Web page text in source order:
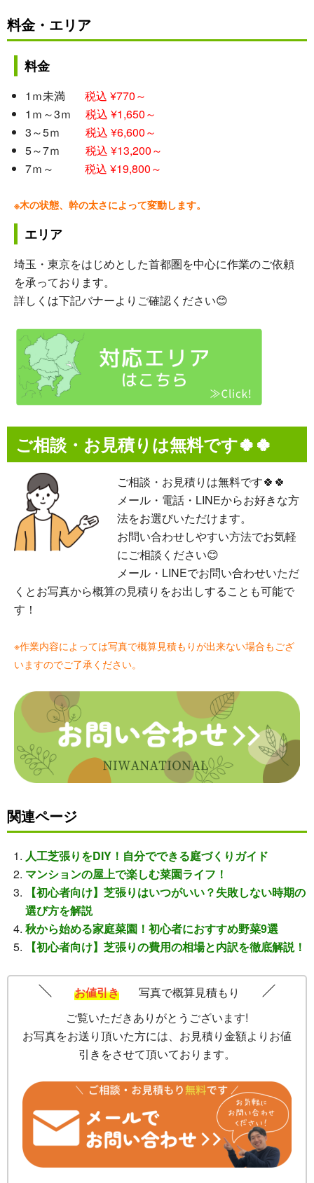
料金・エリア
料金
1ｍ未満税込 ¥770～
1ｍ～3ｍ税込 ¥1,650～
3～5ｍ税込 ¥6,600～
5～7ｍ税込 ¥13,200～
7ｍ～税込 ¥19,800～
※木の状態、幹の太さによって変動します。
エリア
埼玉・東京をはじめとした首都圏を中心に作業のご依頼
を承っております。
詳しくは下記バナーよりご確認ください😊
ご相談・お見積りは無料です🍀🍀
ご相談・お見積りは無料です🍀🍀
メール・電話・LINEからお好きな方
法をお選びいただけます。
お問い合わせしやすい方法でお気軽
にご相談ください😊
メール・LINEでお問い合わせいただ
くとお写真から概算の見積りをお出しすることも可能で
す！
※作業内容によっては写真で概算見積もりが出来ない場合もござ
いますのでご了承ください。
関連ページ
人工芝張りをDIY！自分でできる庭づくりガイド
マンションの屋上で楽しむ菜園ライフ！
【初心者向け】芝張りはいつがいい？失敗しない時期の
選び方を解説
秋から始める家庭菜園！初心者におすすめ野菜9選
【初心者向け】芝張りの費用の相場と内訳を徹底解説！
お値引き
写真で概算見積もり
ご覧いただきありがとうございます!
お写真をお送り頂いた方には、お見積り金額よりお値
引きをさせて頂いております。